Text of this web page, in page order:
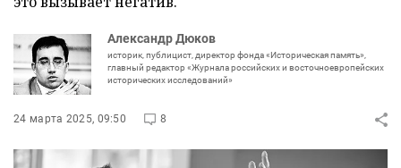
Александр Дюков
историк, публицист, директор фонда «Историческая память»,
главный редактор «Журнала российских и восточноевропейских
исторических исследований»
24 марта 2025, 09:50 8